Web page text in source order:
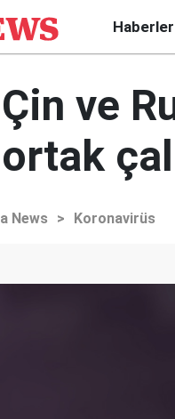
Haberler
Çin ve
ortak
News > Koronavirüs